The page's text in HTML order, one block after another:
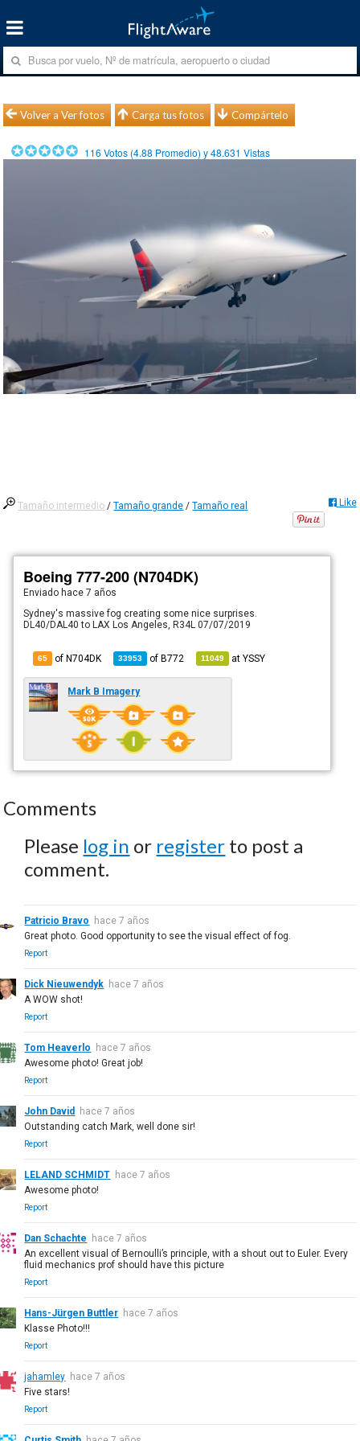
Volver a Ver fotos Carga tus fotos Compártelo
116 Votos (4.88 Promedio) y48.631 Vistas
Tamaño intermedio /Tamaño grande /Tamaño real Like
Boeing 777-200 (N704DK)
Enviado hace 7 años
Sydney's massive fog creating some nice surprises.
DL40/DAL40 to LAX Los Angeles, R34L 07/07/2019
65 of N704DK 33953 ofB772 11049 atYSSY
Mark B Imagery
Comments
Please log in or register to post a
comment.
Patricio Bravo
hace 7 años
Great photo. Good opportunity to see the visual effect of fog.
Report
Dick Nieuwendyk hace 7 años
A WOW shot!
Report
Tom Heaverlo
hace 7 años
Awesome photo! Great job!
Report
John David
hace 7 años
Outstanding catch Mark, well done sir!
Report
LELAND SCHMIDT hace 7 años
Awesome photo!
Report
Dan Schachte
hace 7 años
An excellent visual of Bernoulli’s principle, with a shout out to Euler. Every
fluid mechanics prof should have this picture
Report
Hans-Jürgen Buttler hace 7 años
Klasse Photo!!!
Report
jahamley hace 7 años
Five stars!
Report